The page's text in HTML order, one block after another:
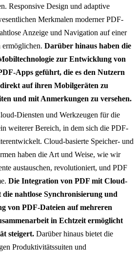
Responsive Design und adaptive
Merkmalen moderner PDF-
Anzeige und Navigation auf einer
Darüber hinaus haben die
zur Entwicklung von
Apps geführt, die es den Nutzern
auf ihren Mobilgeräten zu
und mit Anmerkungen zu versehen.
Diensten und Werkzeugen für die
weiterer Bereich, in dem sich die PDF-
Cloud-basierte Speicher- und
haben die Art und Weise, wie wir
austauschen, revolutioniert, und PDF
Die Integration von PDF mit Cloud-
die nahtlose Synchronisierung und
von PDF-Dateien auf mehreren
in Echtzeit ermöglicht
steigert. Darüber hinaus bietet die
Produktivitätssuiten und